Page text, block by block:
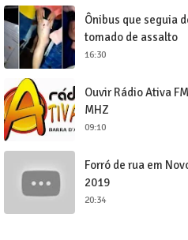
Ônibus que seguia
tomado de assalto
16:30
Ouvir Rádio Ativa
MHZ
09:10
Forró de rua em
2019
20:34